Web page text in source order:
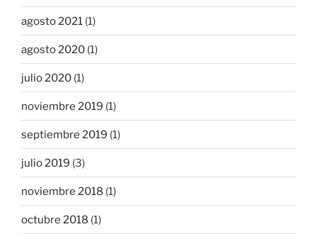
agosto 2021 (1)
agosto 2020 (1)
julio 2020 (1)
noviembre 2019 (1)
septiembre 2019 (1)
julio 2019 (3)
noviembre 2018 (1)
octubre 2018 (1)